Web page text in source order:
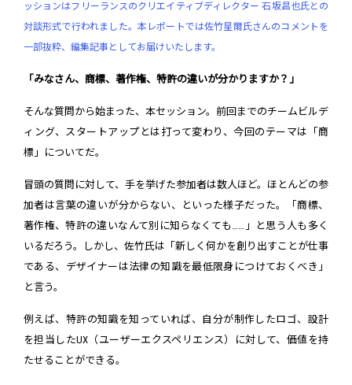
ッションはフリーランスのクリエイティブディレクター 石坂昌也氏との
対談形式で行われました。本レポートでは佐竹星爾氏さんのコメントを
一部抜粋、編集記事としてお届けいたします。
「みなさん、商標、著作権、特許の違いが分かりますか？」
そんな質問から始まった、本セッション。前回までのチームビルデ
ィング、スタートアップとは打って変わり、今回のテーマは「商
標」についてだ。
冒頭の質問に対して、手を挙げた参加者は数人ほど。ほとんどの参
加者は言葉の違いが分からない、といった様子だった。「商標、
著作権、特許の違いなんて別に知らなくても……」と思う人も多く
いるだろう。しかし、佐竹氏は「新しく何かを創り出すことが仕事
である、デザイナーは法律の知識を最低限身につけておくべき」
と言う。
例えば、特許の知識を知っていれば、自分が制作したロゴ、設計
を担当したUX（ユーザーエクスペリエンス）に対して、価値を持
たせることができる。